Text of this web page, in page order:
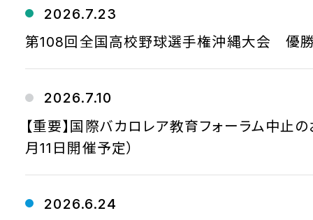
2026.7.23
第108回全国高校野球選手権沖縄大会 優
2026.7.10
【重要】国際バカロレア教育フォーラム中止の
月11日開催予定）
2026.6.24